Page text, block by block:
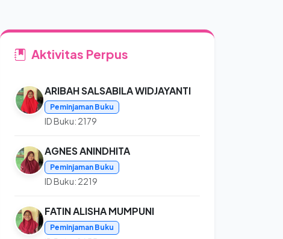
Aktivitas Perpus
ARIBAH SALSABILA WIDJAYANTI
Peminjaman Buku
ID Buku: 2179
AGNES ANINDHITA
Peminjaman Buku
ID Buku: 2219
FATIN ALISHA MUMPUNI
Peminjaman Buku